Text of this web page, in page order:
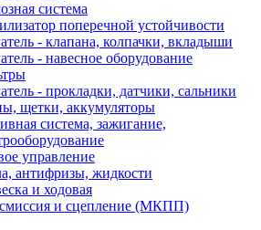
система
поперечной устойчивости
- клапана, колпачки, вкладыши
- навесное оборудование
- прокладки, датчики, сальники
щетки, аккумуляторы
система, зажигание,
управление
антифризы, жидкости
и ходовая
и сцепление (МКПП)